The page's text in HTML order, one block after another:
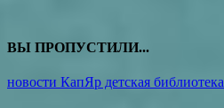
ВЫ ПРОПУСТИЛИ...
новости КапЯр детская библиотека